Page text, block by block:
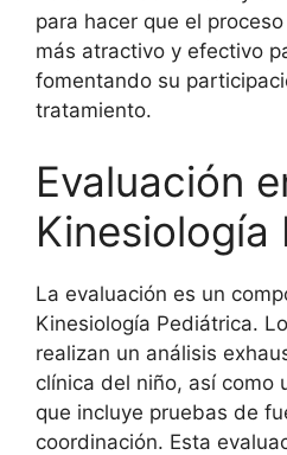
para hacer que el
más atractivo y efectivo
fomentando su
tratamiento.
Evaluación
Kinesiología
La evaluación es un
Kinesiología Pediátrica.
realizan un análisis
clínica del niño, así como
que incluye pruebas de
coordinación. Esta